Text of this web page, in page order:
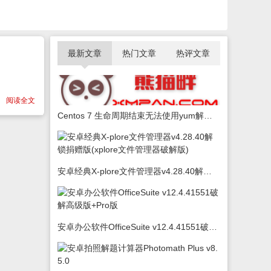
阅读全文
最新文章 热门文章 热评文章